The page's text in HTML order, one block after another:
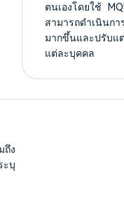
ตนเองโดยใช้
สามารถดำเนินก
มากขึ้นและปรับแ
แต่ละบุคคล
ถึง
ะบุ